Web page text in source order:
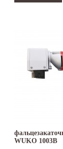
WUKO 1003B